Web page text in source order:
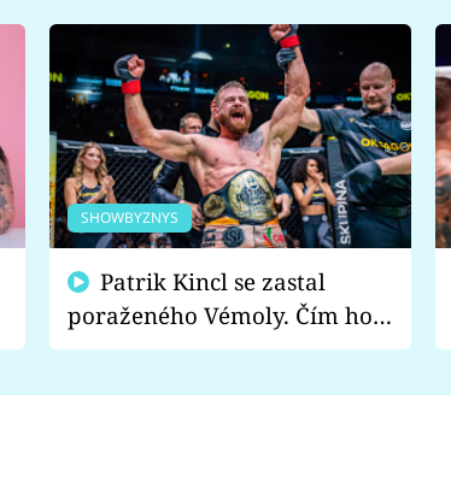
SHOWBYZNYS
poraženého Vémoly. Čím ho
fanoušci naštvali?